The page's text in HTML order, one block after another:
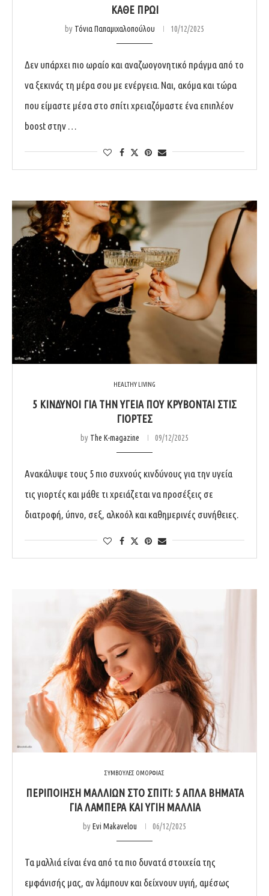
ΚΆΘΕ ΠΡΩΊ
by Τόνια Παπαμιχαλοπούλου 10/12/2025
Δεν υπάρχει πιο ωραίο και αναζωογονητικό πράγμα από το
να ξεκινάς τη μέρα σου με ενέργεια. Ναι, ακόμα και τώρα
που είμαστε μέσα στο σπίτι χρειαζόμαστε ένα επιπλέον
boost στην …
HEALTHY LIVING
5 ΚΊΝΔΥΝΟΙ ΓΙΑ ΤΗΝ ΥΓΕΊΑ ΠΟΥ ΚΡΎΒΟΝΤΑΙ ΣΤΙΣ
ΓΙΟΡΤΈΣ
by The K-magazine 09/12/2025
Ανακάλυψε τους 5 πιο συχνούς κινδύνους για την υγεία
τις γιορτές και μάθε τι χρειάζεται να προσέξεις σε
διατροφή, ύπνο, σεξ, αλκοόλ και καθημερινές συνήθειες.
ΣΥΜΒΟΥΛΕΣ ΟΜΟΡΦΙΑΣ
ΠΕΡΙΠΟΊΗΣΗ ΜΑΛΛΙΏΝ ΣΤΟ ΣΠΊΤΙ: 5 ΑΠΛΆ ΒΉΜΑΤΑ
ΓΙΑ ΛΑΜΠΕΡΆ ΚΑΙ ΥΓΙΉ ΜΑΛΛΙΆ
byEvi Makavelou 06/12/2025
Τα μαλλιά είναι ένα από τα πιο δυνατά στοιχεία της
εμφάνισής μας, αν λάμπουν και δείχνουν υγιή, αμέσως